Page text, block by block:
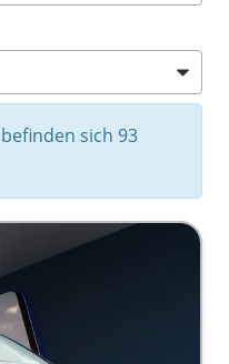
sich 93